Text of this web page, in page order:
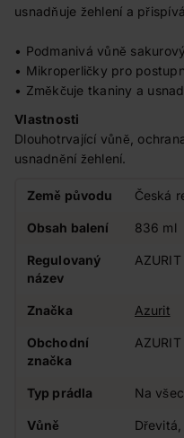
usnadňuje žehlení a
• Podmanivá vůně
• Mikroperličky pro
• Změkčuje tkaniny a
Vlastnosti
Dlouhotrvající vůně,
usnadnění žehlení.
Země původu Česká
Obsah balení 836 ml
Regulovaný
název
Značka Azurit
Obchodní
značka
AZURIT
Typ prádla Na
Vůně